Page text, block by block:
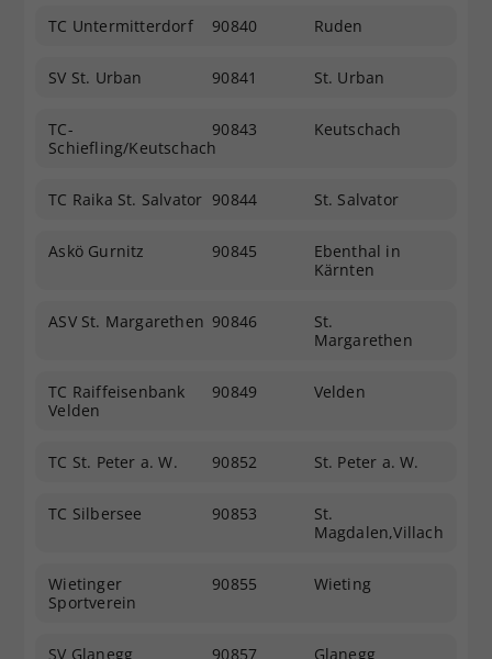
TC Untermitterdorf 90840 Ruden
SV St. Urban 90841 St. Urban
TC-
Schiefling/Keutschach
90843 Keutschach
TC Raika St. Salvator 90844 St. Salvator
Askö Gurnitz 90845
Ebenthal in
Kärnten
ASV St. Margarethen 90846
St.
Margarethen
TC Raiffeisenbank
Velden
90849 Velden
TC St. Peter a. W. 90852 St. Peter a. W.
TC Silbersee 90853
St.
Magdalen,Villach
Wietinger
Sportverein
90855 Wieting
SV Glanegg 90857 Glanegg